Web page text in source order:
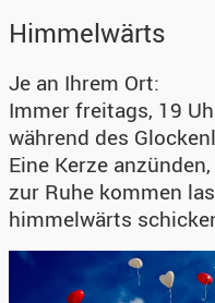
Himmelwärts
Je an Ihrem Ort:
Immer freitags, 19
während des
Eine Kerze
zur Ruhe kommen
himmelwärts